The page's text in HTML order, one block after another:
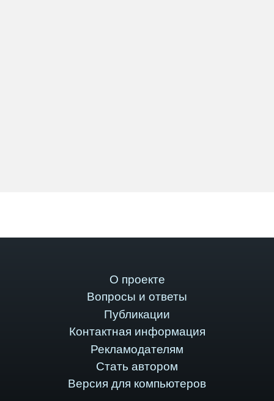
О проекте
Вопросы и ответы
Публикации
Контактная информация
Рекламодателям
Стать автором
Версия для компьютеров